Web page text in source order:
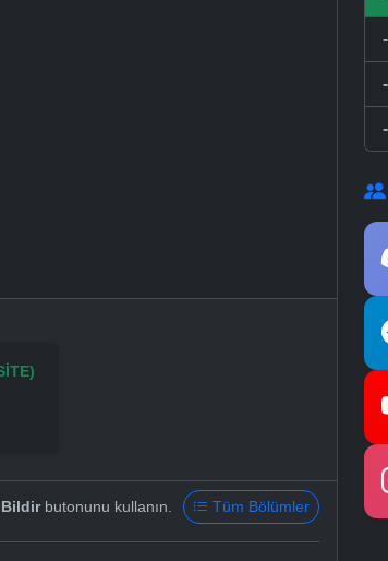
butonunu kullanın. Tüm Bölümler